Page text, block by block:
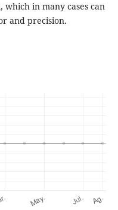
which in many cases can
and precision.